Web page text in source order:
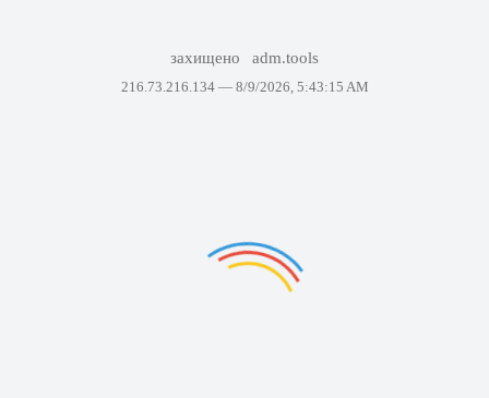
захищено adm.tools
216.73.216.134 — 8/9/2026, 5:43:15 AM